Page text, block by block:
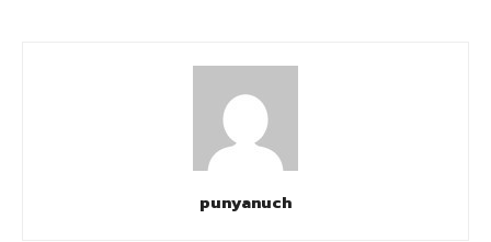
punyanuch